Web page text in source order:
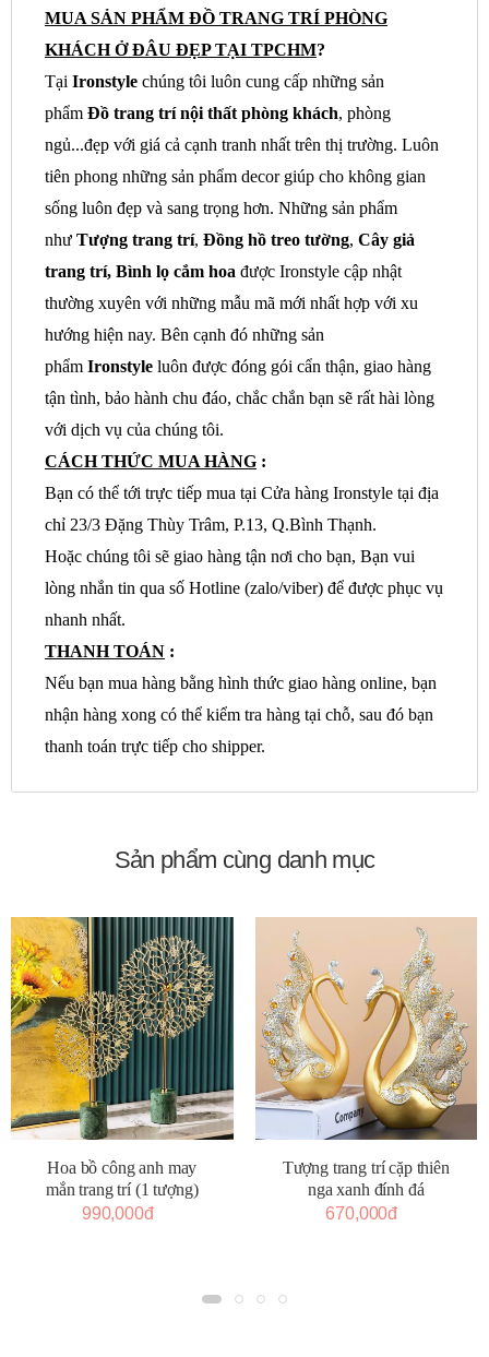
MUA SẢN PHẨM ĐỒ TRANG TRÍ PHÒNG
KHÁCH Ở ĐÂU ĐẸP TẠI TPCHM?
Tại Ironstyle chúng tôi luôn cung cấp những sản
phẩm Đồ trang trí nội thất phòng khách, phòng
ngủ...đẹp với giá cả cạnh tranh nhất trên thị trường. Luôn
tiên phong những sản phẩm decor giúp cho không gian
sống luôn đẹp và sang trọng hơn. Những sản phẩm
như Tượng trang trí, Đồng hồ treo tường, Cây giả
trang trí, Bình lọ cắm hoa được Ironstyle cập nhật
thường xuyên với những mẫu mã mới nhất hợp với xu
hướng hiện nay. Bên cạnh đó những sản
phẩm Ironstyle luôn được đóng gói cẩn thận, giao hàng
tận tình, bảo hành chu đáo, chắc chắn bạn sẽ rất hài lòng
với dịch vụ của chúng tôi.
CÁCH THỨC MUA HÀNG :
Bạn có thể tới trực tiếp mua tại Cửa hàng Ironstyle tại địa
chỉ 23/3 Đặng Thùy Trâm, P.13, Q.Bình Thạnh.
Hoặc chúng tôi sẽ giao hàng tận nơi cho bạn, Bạn vui
lòng nhắn tin qua số Hotline (zalo/viber) để được phục vụ
nhanh nhất.
THANH TOÁN :
Nếu bạn mua hàng bằng hình thức giao hàng online, bạn
nhận hàng xong có thể kiểm tra hàng tại chỗ, sau đó bạn
thanh toán trực tiếp cho shipper.
Sản phẩm cùng danh mục
Hoa bồ công anh may
mắn trang trí (1 tượng)
990,000đ
Tượng trang trí cặp thiên
nga xanh đính đá
670,000đ